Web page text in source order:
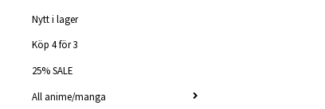
Nytt i lager
Köp 4 för 3
25% SALE
All anime/manga